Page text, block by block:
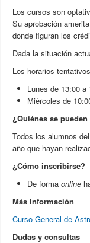
Los cursos son
Su aprobación
donde figuran los
Dada la situación
Los horarios
Lunes de 13:00 a
Miércoles de
¿Quiénes se
Todos los alumnos
año que hayan
¿Cómo inscribirse?
De forma online
Más Información
Curso General de
Dudas y consultas